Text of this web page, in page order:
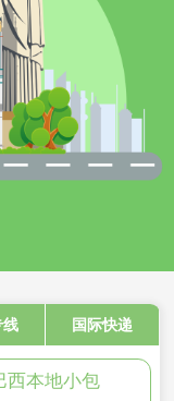
线 国际快递
西本地小包